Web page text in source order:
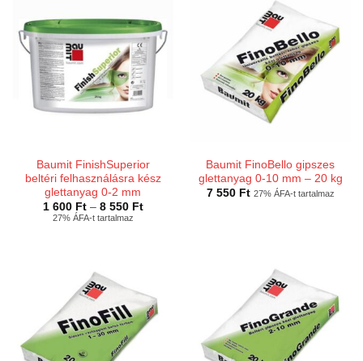
Baumit FinishSuperior
beltéri felhasználásra kész
glettanyag 0-2 mm
1 600 Ft – 8 550 FtÁrtartomány:
27% ÁFA-t tartalmaz
Baumit FinoBello gipszes
glettanyag 0-10 mm – 20 kg
7 550 Ft 27% ÁFA-t tartalmaz